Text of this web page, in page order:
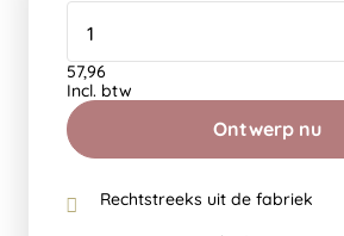
Ontwerp nu
57,96
Incl. btw
Rechtstreeks uit de fabriek